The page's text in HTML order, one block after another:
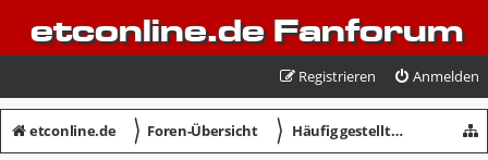
etconline.de Fanforum
Anmelden
Registrieren
etconline.de 〉 Foren-Übersicht 〉 Häufig gestellte Fragen